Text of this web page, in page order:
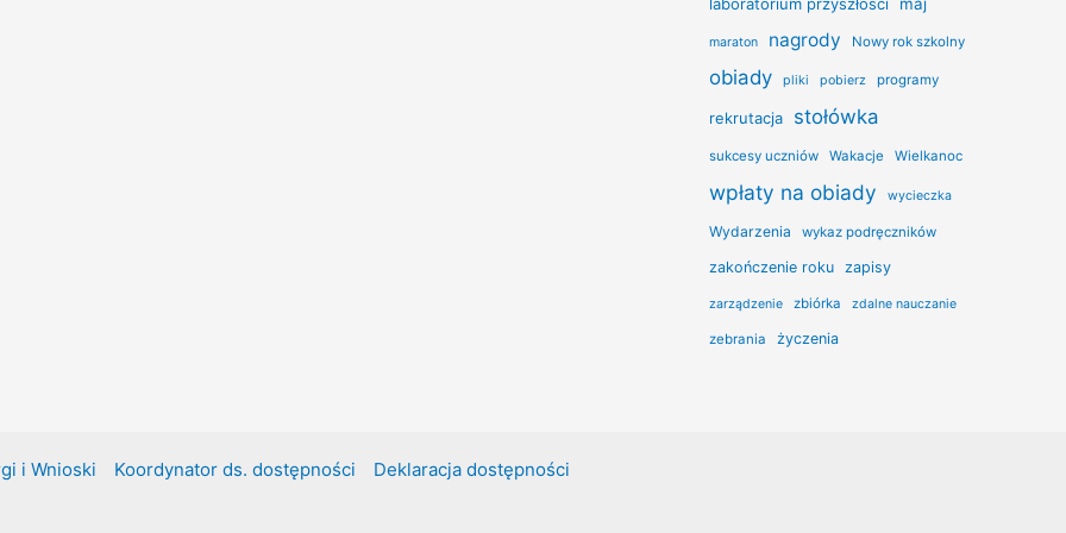
maraton nagrody Nowy rok szkolny
obiady pliki pobierz programy
rekrutacja stołówka
sukcesy uczniów Wakacje Wielkanoc
wpłaty na obiady wycieczka
Wydarzenia wykaz podręczników
zakończenie roku zapisy
zarządzenie zbiórka zdalne nauczanie
zebrania życzenia